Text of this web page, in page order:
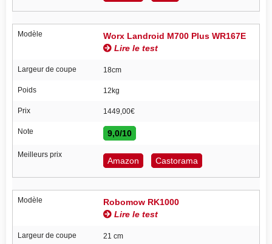
Modèle
Worx Landroid M700 Plus WR167E
Lire le test
Largeur de coupe 18cm
Poids 12kg
Prix 1449,00€
Note 9,0/10
Meilleurs prix
Amazon Castorama
Modèle
Robomow RK1000
Lire le test
Largeur de coupe 21 cm